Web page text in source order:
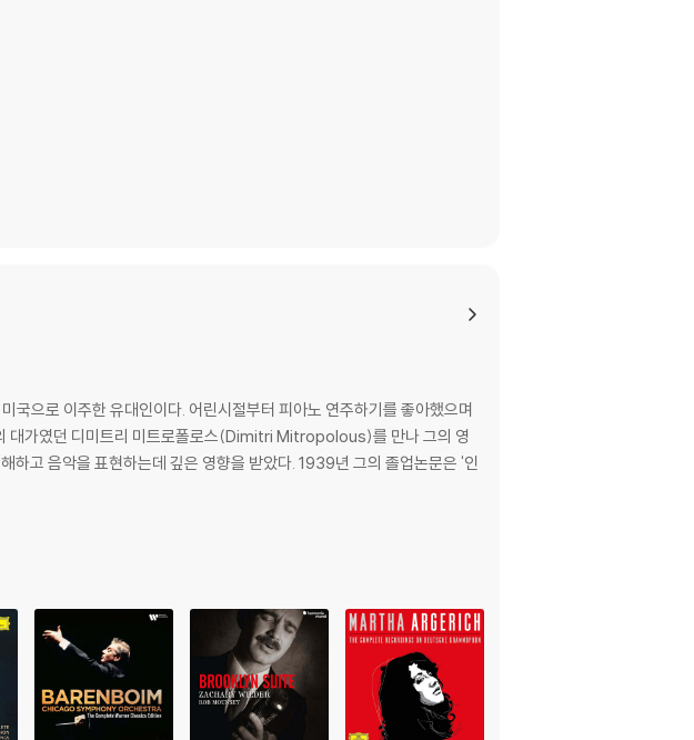
국으로 이주한 유대인이다. 어린시절부터 피아노 연주하기를 좋아했으며
대가였던 디미트리 미트로폴로스(Dimitri Mitropolous)를 만나 그의 영
고 음악을 표현하는데 깊은 영향을 받았다. 1939년 그의 졸업논문은 '인